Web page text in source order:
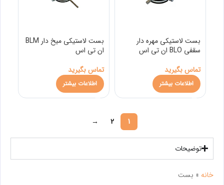
بست لاستیکی مهره دار
سقفی BLO ان تی اس
تماس بگیرید
اطلاعات بیشتر
بست لاستیکی میخ دار BLM
ان تی اس
تماس بگیرید
اطلاعات بیشتر
1
2
→
توضیحات
خانه » بست